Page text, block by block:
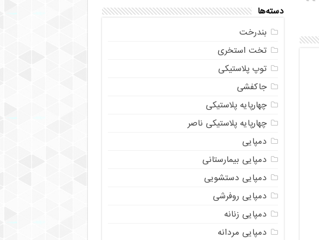
دسته‌ها
بندرخت
تخت استخری
توپ پلاستیکی
جاکفشی
چهارپایه پلاستیکی
چهارپایه پلاستیکی ناصر
دمپایی
دمپایی بیمارستانی
دمپایی دستشویی
دمپایی روفرشی
دمپایی زنانه
دمپایی مردانه